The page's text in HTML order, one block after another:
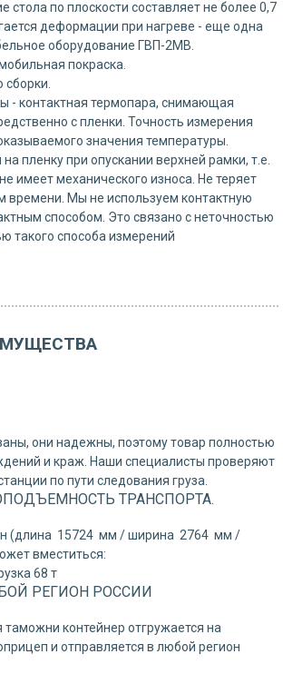
стола по плоскости составляет не более 0,7
деформации при нагреве - еще одна
оборудование ГВП-2МВ.
покраска.
сборки.
- контактная термопара, снимающая
с пленки. Точность измерения
значения температуры.
пленку при опускании верхней рамки, т.е.
имеет механического износа. Не теряет
времени. Мы не используем контактную
способом. Это связано с неточностью
такого способа измерений
они надежны, поэтому товар полностью
и краж. Наши специалисты проверяют
по пути следования груза.
ТРАНСПОРТА.
(длина 15724 мм / ширина 2764 мм /
вместиться:
68 т
РЕГИОН РОССИИ
контейнер отгружается на
и отправляется в любой регион